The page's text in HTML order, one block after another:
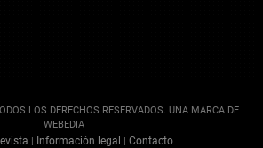
LOS DERECHOS RESERVADOS. UNA MARCA DE
WEBEDIA
| Información legal | Contacto